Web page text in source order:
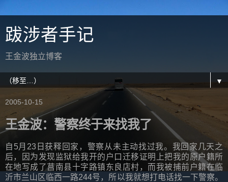
跋涉者手记
王金波独立博客
▼
2005-10-15
王金波：警察终于来找我了
自5月23日获释回家，警察从未主动找过我。我回家几天之
后，因为发现监狱给我开的户口迁移证明上把我的原户籍所
在地写成了莒南县十字路镇东良店村，而我被捕前户籍在临
沂市兰山区临西一路244号，所以我就想打电话找一下警察。